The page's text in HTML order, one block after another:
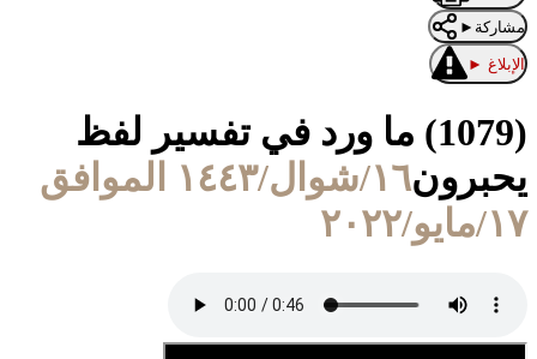
مشاركة ►
الإبلاغ ►
(1079) ما ورد في تفسير لفظ
يحبرون
١٦/شوال/١٤٤٣ الموافق
١٧/مايو/٢٠٢٢